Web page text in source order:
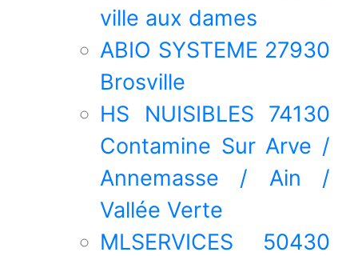
ville aux dames
ABIO SYSTEME 27930
Brosville
HS NUISIBLES 74130
Contamine Sur Arve /
Annemasse / Ain /
Vallée Verte
MLSERVICES 50430